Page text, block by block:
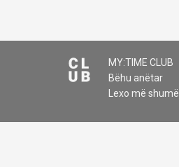
MY:TIME CLUB
Bëhu anëtar
Lexo më shumë